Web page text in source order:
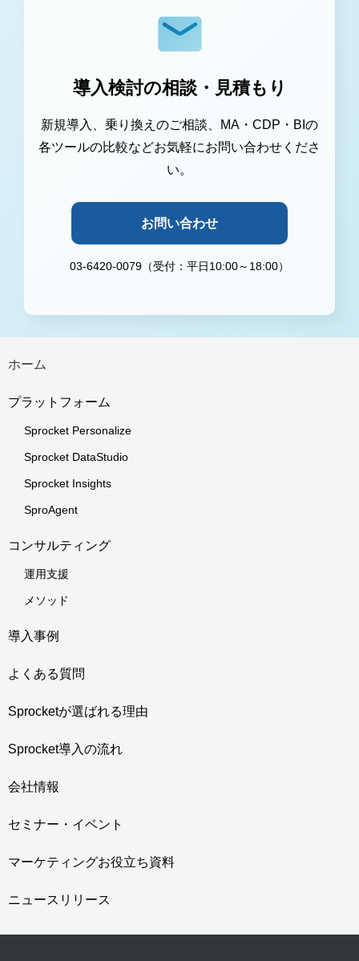
導入検討の相談・見積もり
新規導入、乗り換えのご相談、MA・CDP・BIの
各ツールの比較などお気軽にお問い合わせくださ
い。
お問い合わせ
03-6420-0079（受付：平日10:00～18:00）
ホーム
プラットフォーム
Sprocket Personalize
Sprocket DataStudio
Sprocket Insights
SproAgent
コンサルティング
運用支援
メソッド
導入事例
よくある質問
Sprocketが選ばれる理由
Sprocket導入の流れ
会社情報
セミナー・イベント
マーケティングお役立ち資料
ニュースリリース